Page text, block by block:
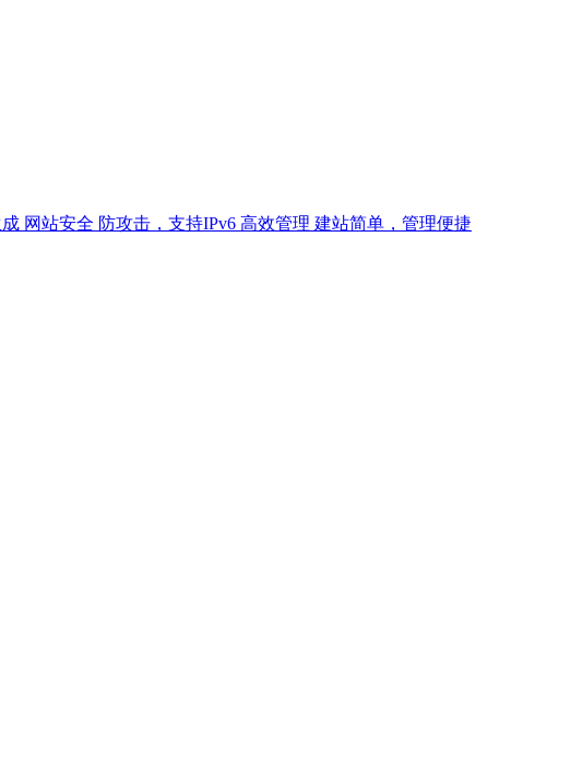
网站安全 防攻击，支持IPv6 高效管理 建站简单，管理便捷